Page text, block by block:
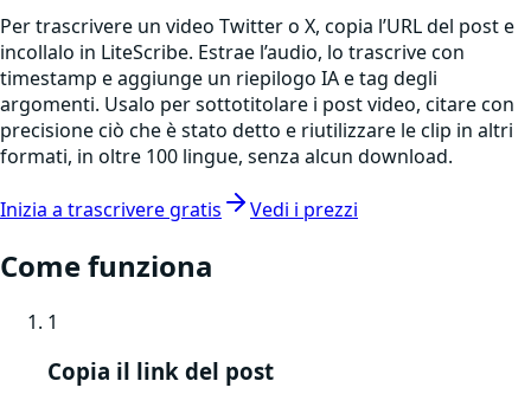
Per trascrivere un video Twitter o X, copia l’URL del post e
incollalo in LiteScribe. Estrae l’audio, lo trascrive con
timestamp e aggiunge un riepilogo IA e tag degli
argomenti. Usalo per sottotitolare i post video, citare con
precisione ciò che è stato detto e riutilizzare le clip in altri
formati, in oltre 100 lingue, senza alcun download.
Inizia a trascrivere gratis Vedi i prezzi
Come funziona
1
Copia il link del post